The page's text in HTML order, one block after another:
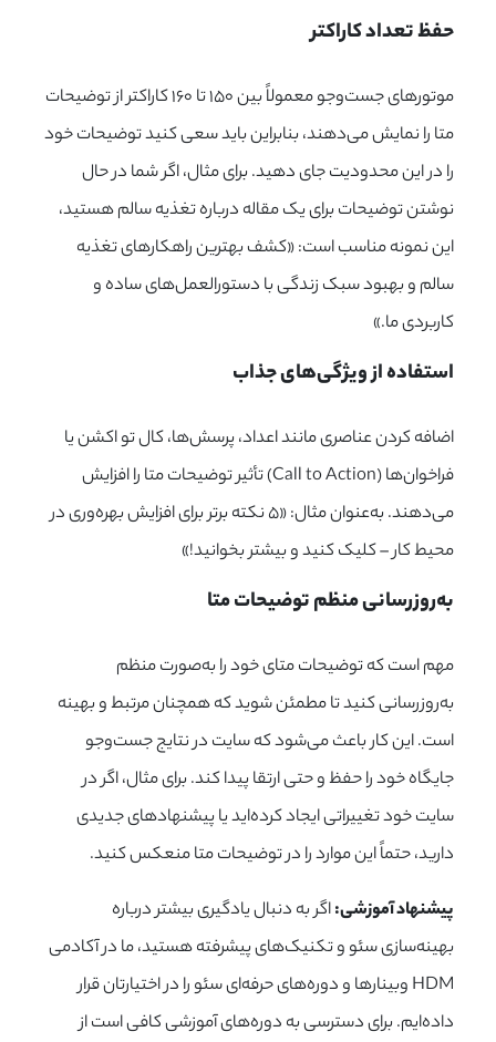
حفظ تعداد کاراکتر
موتورهای جست‌وجو معمولاً بین ۱۵۰ تا ۱۶۰ کاراکتر از توضیحات
متا را نمایش می‌دهند، بنابراین باید سعی کنید توضیحات خود
را در این محدودیت جای دهید. برای مثال، اگر شما در حال
نوشتن توضیحات برای یک مقاله درباره تغذیه سالم هستید،
این نمونه مناسب است: «کشف بهترین راهکارهای تغذیه
سالم و بهبود سبک زندگی با دستورالعمل‌های ساده و
کاربردی ما.»
استفاده از ویژگی‌های جذاب
اضافه کردن عناصری مانند اعداد، پرسش‌ها، کال تو اکشن یا
فراخوان‌ها (Call to Action) تأثیر توضیحات متا را افزایش
می‌دهند. به‌عنوان مثال: «۵ نکته برتر برای افزایش بهره‌وری در
محیط کار – کلیک کنید و بیشتر بخوانید!»
به‌روزرسانی منظم توضیحات متا
مهم است که توضیحات متای خود را به‌صورت منظم
به‌روزرسانی کنید تا مطمئن شوید که همچنان مرتبط و بهینه
است. این کار باعث می‌شود که سایت در نتایج جست‌وجو
جایگاه خود را حفظ و حتی ارتقا پیدا کند. برای مثال، اگر در
سایت خود تغییراتی ایجاد کرده‌اید یا پیشنهادهای جدیدی
دارید، حتماً این موارد را در توضیحات متا منعکس کنید.
پیشنهاد آموزشی:اگر به دنبال یادگیری بیشتر درباره
بهینه‌سازی سئو و تکنیک‌های پیشرفته هستید، ما در آکادمی
HDM وبینارها و دوره‌های حرفه‌ای سئو را در اختیارتان قرار
داده‌ایم. برای دسترسی به دوره‌های آموزشی کافی است از